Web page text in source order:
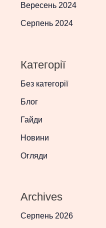
Вересень 2024
Серпень 2024
Категорії
Без категорії
Блог
Гайди
Новини
Огляди
Archives
Серпень 2026